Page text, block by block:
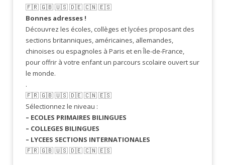
🇫🇷​ 🇬🇧​ 🇺🇸​ 🇩🇪 🇨🇳 🇪🇸​
Bonnes adresses !
Découvrez les écoles, collèges et lycées proposant des
sections britanniques, américaines, allemandes,
chinoises ou espagnoles à Paris et en Île-de-France,
pour offrir à votre enfant un parcours scolaire ouvert sur
le monde.
.
🇫🇷​ 🇬🇧​ 🇺🇸​ 🇩🇪 🇨🇳 🇪🇸​
Sélectionnez le niveau :
– ECOLES PRIMAIRES BILINGUES
– COLLEGES BILINGUES
– LYCEES SECTIONS INTERNATIONALES
🇫🇷​ 🇬🇧​ 🇺🇸​ 🇩🇪 🇨🇳 🇪🇸​